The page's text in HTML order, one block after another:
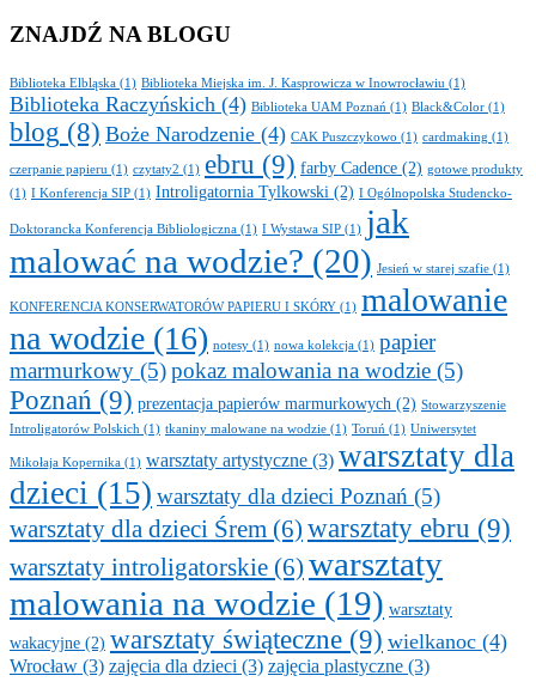
ZNAJDŹ NA BLOGU
Biblioteka Elbląska (1) Biblioteka Miejska im. J. Kasprowicza w Inowrocławiu (1)
Biblioteka Raczyńskich (4) Biblioteka UAM Poznań (1) Black&Color (1)
blog (8) Boże Narodzenie (4) CAK Puszczykowo (1) cardmaking (1)
czerpanie papieru (1) czytaty2 (1) ebru (9) farby Cadence (2) gotowe produkty
(1) I Konferencja SIP (1) Introligatornia Tylkowski (2) I Ogólnopolska Studencko-
Doktorancka Konferencja Bibliologiczna (1) I Wystawa SIP (1) jak
malować na wodzie? (20) Jesień w starej szafie (1)
KONFERENCJA KONSERWATORÓW PAPIERU I SKÓRY (1) malowanie
na wodzie (16) notesy (1) nowa kolekcja (1) papier
marmurkowy (5)pokaz malowania na wodzie (5)
Poznań (9) prezentacja papierów marmurkowych (2) Stowarzyszenie
Introligatorów Polskich (1) tkaniny malowane na wodzie (1) Toruń (1) Uniwersytet
Mikołaja Kopernika (1) warsztaty artystyczne (3) warsztaty dla
dzieci (15) warsztaty dla dzieci Poznań (5)
warsztaty dla dzieci Śrem (6) warsztaty ebru (9)
warsztaty introligatorskie (6) warsztaty
malowania na wodzie (19) warsztaty
wakacyjne (2) warsztaty świąteczne (9) wielkanoc (4)
Wrocław (3) zajęcia dla dzieci (3) zajęcia plastyczne (3)